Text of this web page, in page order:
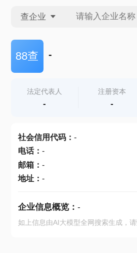
查企业
查企业
查产地
88查 -
法定代表人
-
注册资本
-
社会信用代码： -
电话： -
邮箱： -
地址： -
企业信息概览： -
如上信息由AI大模型全网搜索生成，